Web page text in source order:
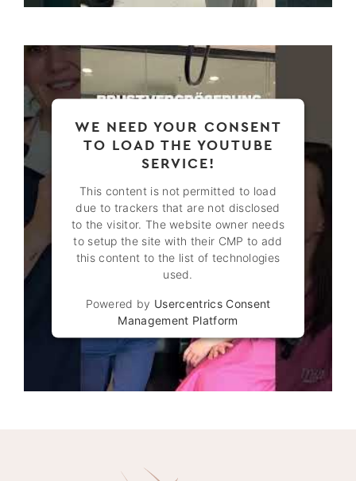
WE NEED YOUR CONSENT
TO LOAD THE YOUTUBE
SERVICE!
This content is not permitted to load
due to trackers that are not disclosed
to the visitor. The website owner needs
to setup the site with their CMP to add
this content to the list of technologies
used.
Powered by Usercentrics Consent
Management Platform